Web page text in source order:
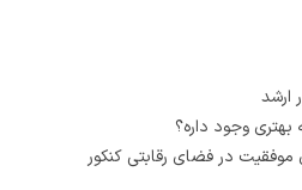
ارشد
بهتری وجود داره؟
موفقیت در فضای رقابتی کنکور